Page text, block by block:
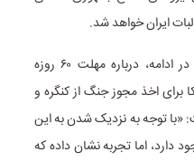
ایران خواهد شد.
عضو کمیسیون امنیت ملی مجلس در ادامه، درباره مهلت ۶۰ روزه
برای اخذ مجوز جنگ از کنگره و
«با توجه به نزدیک شدن به این
دارد، اما تجربه نشان داده که